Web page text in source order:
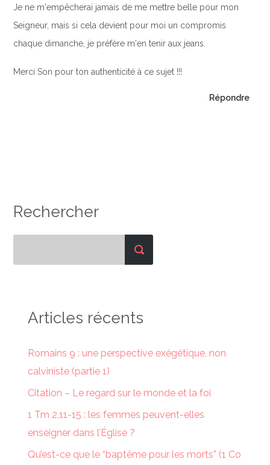
Je ne m'empêcherai jamais de me mettre belle pour mon
Seigneur, mais si cela devient pour moi un compromis
chaque dimanche, je préfère m'en tenir aux jeans.
Merci Son pour ton authenticité à ce sujet !!!
Répondre
Rechercher
Articles récents
Romains 9 : une perspective exégétique, non
calviniste (partie 1)
Citation – Le regard sur le monde et la foi
1 Tm 2,11-15 : les femmes peuvent-elles
enseigner dans l’Église ?
Qu’est-ce que le “baptême pour les morts” (1 Co